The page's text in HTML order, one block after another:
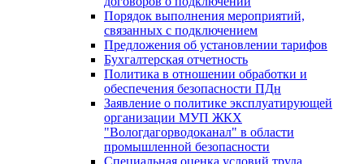
Порядок выполнения мероприятий,
связанных с подключением
Предложения об установлении тарифов
Бухгалтерская отчетность
Политика в отношении обработки и
обеспечения безопасности ПДн
Заявление о политике эксплуатирующей
организации МУП ЖКХ
"Вологдагорводоканал" в области
промышленной безопасности
Специальная оценка условий труда